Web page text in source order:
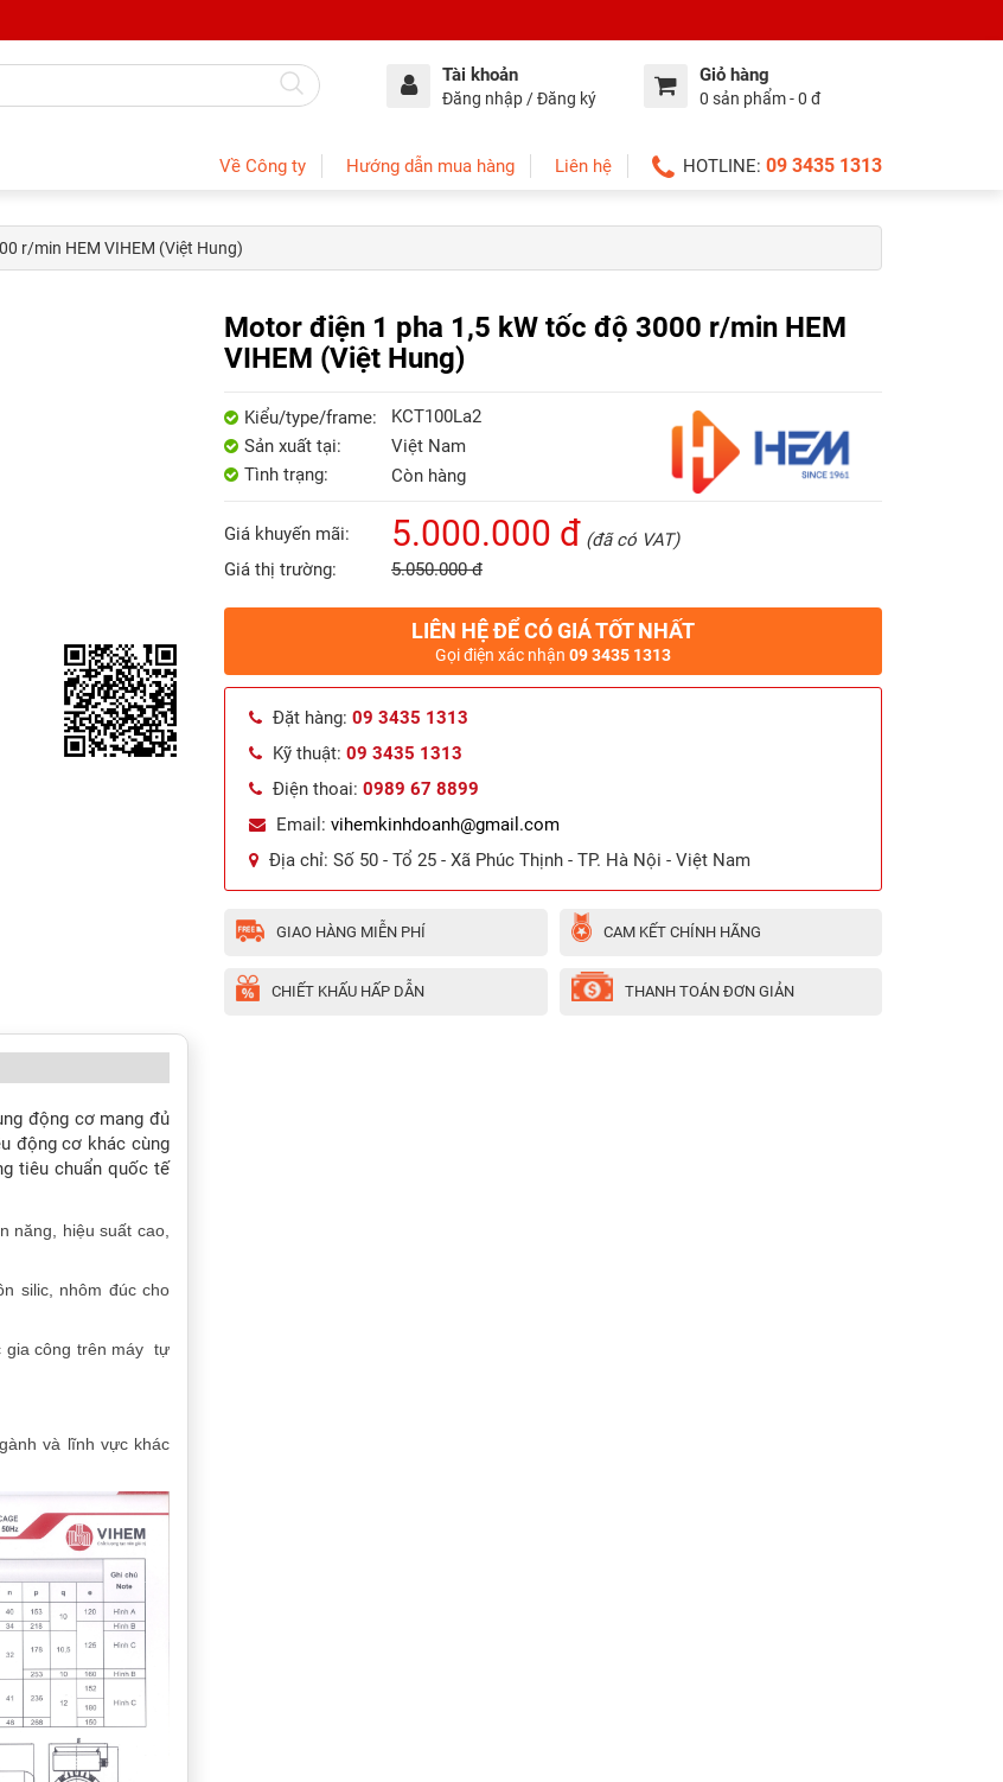
Tài khoản
Đăng nhập / Đăng ký
Giỏ hàng
0 sản phẩm - 0 đ
Về Công ty Hướng dẫn mua hàng Liên hệ HOTLINE: 09 3435 1313
r/min HEM VIHEM (Việt Hung)
Motor điện 1 pha 1,5 kW tốc độ 3000 r/min HEM
VIHEM (Việt Hung)
Kiểu/type/frame:
KCT100La2
Sản xuất tại:
Việt Nam
Tình trạng:
Còn hàng
Giá khuyến mãi: 5.000.000 đ (đã có VAT)
Giá thị trường:
5.050.000 đ
LIÊN HỆ ĐỂ CÓ GIÁ TỐT NHẤT
Gọi điện xác nhận 09 3435 1313
Đặt hàng: 09 3435 1313
Kỹ thuật: 09 3435 1313
Điện thoai: 0989 67 8899
Email: vihemkinhdoanh@gmail.com
Địa chỉ: Số 50 - Tổ 25 - Xã Phúc Thịnh - TP. Hà Nội - Việt Nam
GIAO HÀNG MIỄN PHÍ CAM KẾT CHÍNH HÃNG
CHIẾT KHẤU HẤP DẪN THANH TOÁN ĐƠN GIẢN
động cơ mang đủ
động cơ khác cùng
tiêu chuẩn quốc tế
năng, hiệu suất cao,
silic, nhôm đúc cho
gia công trên máy tự
và lĩnh vực khác